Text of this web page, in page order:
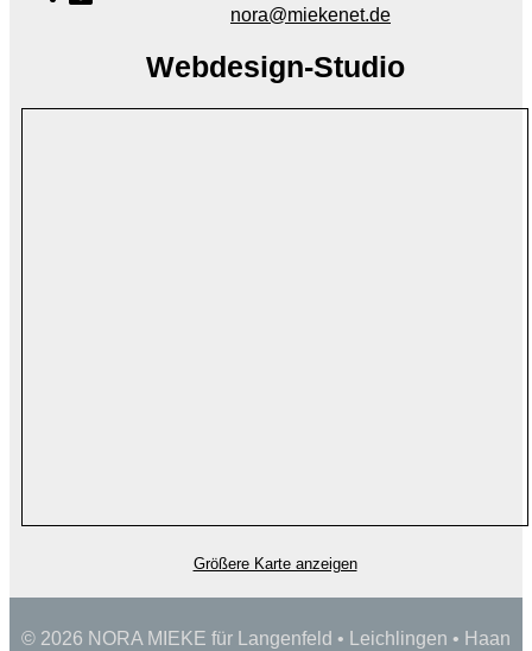
nora@miekenet.de
Webdesign-Studio
Größere Karte anzeigen
© 2026 NORA MIEKE für Langenfeld • Leichlingen • Haan